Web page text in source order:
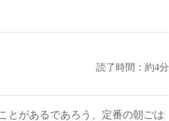
読了時間：約4分
とがあるであろう、定番の朝ごは